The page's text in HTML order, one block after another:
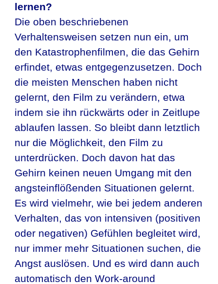
lernen?
Die oben beschriebenen
Verhaltensweisen setzen nun ein, um
den Katastrophenfilmen, die das Gehirn
erfindet, etwas entgegenzusetzen. Doch
die meisten Menschen haben nicht
gelernt, den Film zu verändern, etwa
indem sie ihn rückwärts oder in Zeitlupe
ablaufen lassen. So bleibt dann letztlich
nur die Möglichkeit, den Film zu
unterdrücken. Doch davon hat das
Gehirn keinen neuen Umgang mit den
angsteinflößenden Situationen gelernt.
Es wird vielmehr, wie bei jedem anderen
Verhalten, das von intensiven (positiven
oder negativen) Gefühlen begleitet wird,
nur immer mehr Situationen suchen, die
Angst auslösen. Und es wird dann auch
automatisch den Work-around